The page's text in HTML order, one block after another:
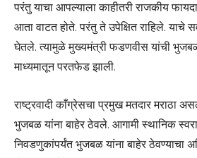
परंतु याचा आपल्याला काहीतरी राजकीय
आता वाटत होते. परंतु ते उपेक्षित राहिले. याचे
घेतले. त्यामुळे मुख्यमंत्री फडणवीस यांची
माध्यमातून परतफेड झाली.
राष्ट्रवादी काँग्रेसचा प्रमुख मतदार मराठा
भुजबळ यांना बाहेर ठेवले. आगामी स्थानिक
निवडणुकांपर्यंत भुजबळ यांना बाहेर ठेवण्याचा